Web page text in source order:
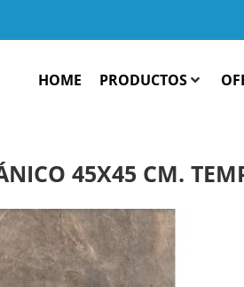
HOME PRODUCTOS
45X45 CM.